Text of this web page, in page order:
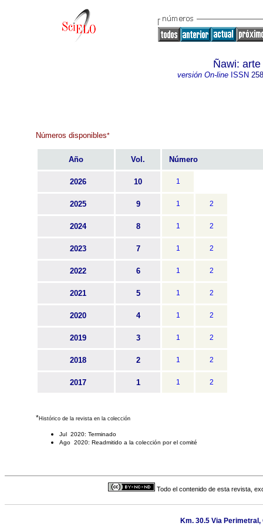
Ñawi:
versión On-lineISSN
Números disponibles*
Año Vol. Número
2026 10 1
2025 9 1 2
2024 8 1 2
2023 7 1 2
2022 6 1 2
2021 5 1 2
2020 4 1 2
2019 3 1 2
2018 2 1 2
2017 1 1 2
*Histórico de la revista en la colección
Jul 2020: Terminado
Ago 2020: Readmitido a la colección por el comité
Todo el contenido de esta revista,
Km. 30.5 Via Perimetral,